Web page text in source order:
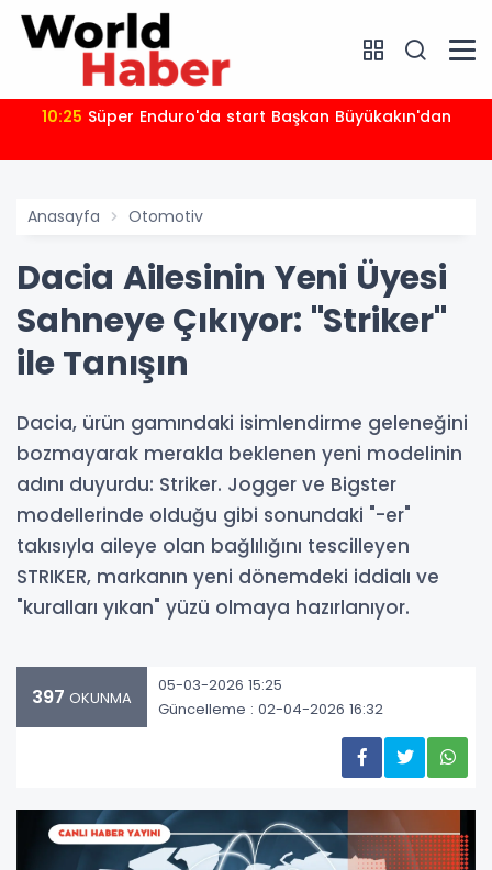
10:25 Süper Enduro'da start Başkan Büyükakın'dan
Anasayfa Otomotiv
Dacia Ailesinin Yeni Üyesi
Sahneye Çıkıyor: "Striker"
ile Tanışın
Dacia, ürün gamındaki isimlendirme geleneğini
bozmayarak merakla beklenen yeni modelinin
adını duyurdu: Striker. Jogger ve Bigster
modellerinde olduğu gibi sonundaki "-er"
takısıyla aileye olan bağlılığını tescilleyen
STRIKER, markanın yeni dönemdeki iddialı ve
"kuralları yıkan" yüzü olmaya hazırlanıyor.
397 OKUNMA
05-03-2026 15:25
Güncelleme : 02-04-2026 16:32